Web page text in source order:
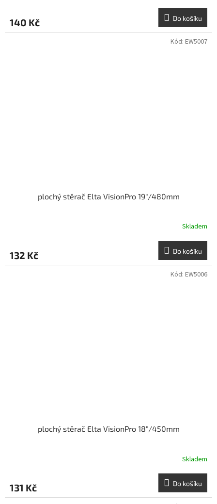
140 Kč Do košíku
plochý stěrač Elta VisionPro 19"/480mm
Skladem
132 Kč Do košíku
Kód: EW5007
plochý stěrač Elta VisionPro 18"/450mm
Skladem
131 Kč Do košíku
Kód: EW5006